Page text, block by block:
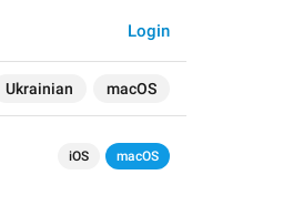
Ukrainian macOS
Login
iOS macOS